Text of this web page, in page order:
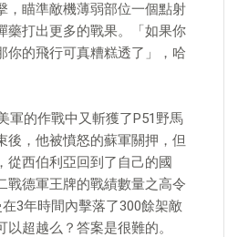
，瞄準敵機薄弱部位一個點射
藥打出更多的戰果。「如果你
你的飛行可真糟糕透了」，哈
軍的作戰中又斬獲了P51野馬
後，他被憤怒的蘇軍關押，但
從西伯利亞回到了自己的國
戰德軍王牌的戰績數量之高令
3年時間內擊落了300餘架敵
超越么？答案是很難的。